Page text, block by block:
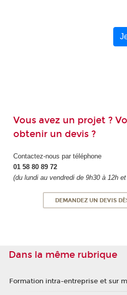
Vous avez un projet ?
obtenir un devis ?
Contactez-nous par téléphone
01 58 80 89 72
(du lundi au vendredi de 9h30 à 12h
DEMANDEZ UN DEVIS
Dans la même rubrique
Formation intra-entreprise et sur